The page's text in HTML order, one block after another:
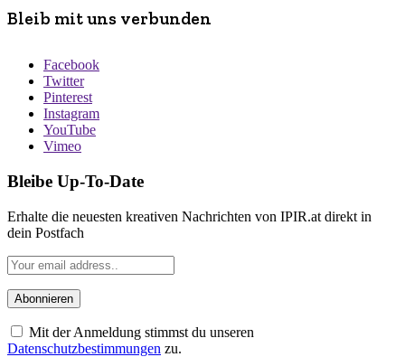
Bleib mit uns verbunden
Facebook
Twitter
Pinterest
Instagram
YouTube
Vimeo
Bleibe Up-To-Date
Erhalte die neuesten kreativen Nachrichten von IPIR.at direkt in
dein Postfach
Mit der Anmeldung stimmst du unseren
Datenschutzbestimmungen zu.